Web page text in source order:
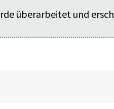
überarbeitet und